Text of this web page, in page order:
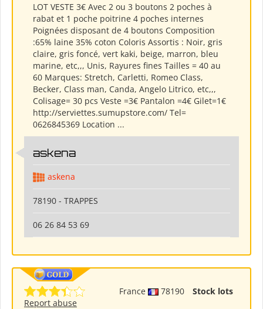
LOT VESTE 3€ Avec 2 ou 3 boutons 2 poches à
rabat et 1 poche poitrine 4 poches internes
Poignées disposant de 4 boutons Composition
:65% laine 35% coton Coloris Assortis : Noir, gris
claire, gris foncé, vert kaki, beige, marron, bleu
marine, etc,,, Unis, Rayures fines Tailles = 40 au
60 Marques: Stretch, Carletti, Romeo Class,
Becker, Class man, Canda, Angelo Litrico, etc,,,
Colisage= 30 pcs Veste =3€ Pantalon =4€ Gilet=1€
http://serviettes.sumupstore.com/ Tel=
0626845369 Location ...
askena
askena
78190 - TRAPPES
06 26 84 53 69
France 78190
Stock lots
Report abuse